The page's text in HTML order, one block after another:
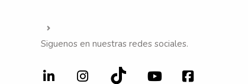
Siguenos en nuestras redes sociales.